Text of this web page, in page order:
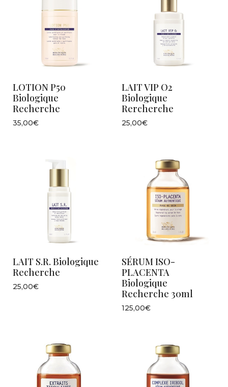
LOTION P50
Biologique
Recherche
35,00€
LAIT VIP O2
Biologique
Rercherche
25,00€
LAIT S.R. Biologique
Recherche
25,00€
SÉRUM ISO-
PLACENTA
Biologique
Recherche 30ml
125,00€